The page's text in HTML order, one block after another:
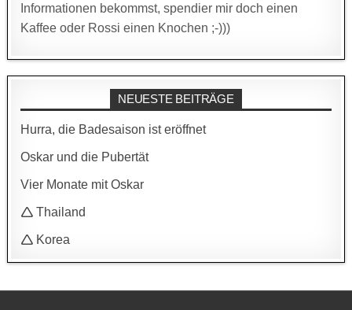
Informationen bekommst, spendier mir doch einen
Kaffee oder Rossi einen Knochen ;-)))
NEUESTE BEITRÄGE
Hurra, die Badesaison ist eröffnet
Oskar und die Pubertät
Vier Monate mit Oskar
🛆 Thailand
🛆 Korea